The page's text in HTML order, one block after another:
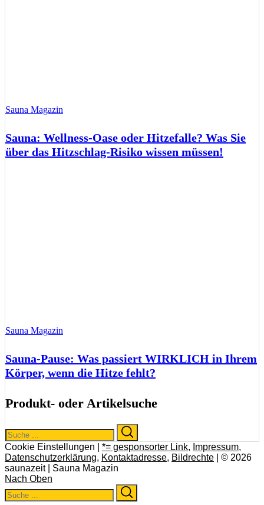
Sauna Magazin
Sauna: Wellness-Oase oder Hitzefalle? Was Sie
über das Hitzschlag-Risiko wissen müssen!
Sauna Magazin
Sauna-Pause: Was passiert WIRKLICH in Ihrem
Körper, wenn die Hitze fehlt?
Produkt- oder Artikelsuche
Search
for:
Cookie Einstellungen | *= gesponsorter Link, Impressum,
Datenschutzerklärung, Kontaktadresse, Bildrechte | © 2026
saunazeit | Sauna Magazin
Nach Oben
Search
for: